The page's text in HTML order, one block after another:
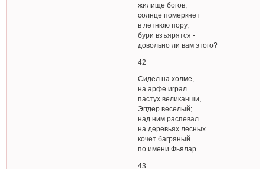
жилище богов;
солнце померкнет
в летнюю пору,
бури взъярятся -
довольно ли вам этого?
42
Сидел на холме,
на арфе играл
пастух великанши,
Эггдер веселый;
над ним распевал
на деревьях лесных
кочет багряный
по имени Фьялар.
43